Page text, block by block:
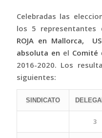
Celebradas las
los 5 representantes
ROJA en Mallorca,
absoluta en el Comité
2016-2020. Los
siguientes:
SINDICATO
3